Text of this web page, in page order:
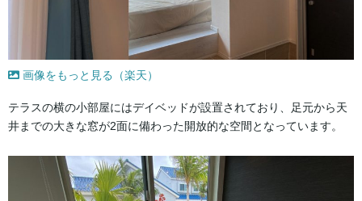
画像をもっと見る（楽天）
テラスの横の小部屋にはデイベッドが設置されており、足元から天
井までの大きな窓が2面に備わった開放的な空間となっています。